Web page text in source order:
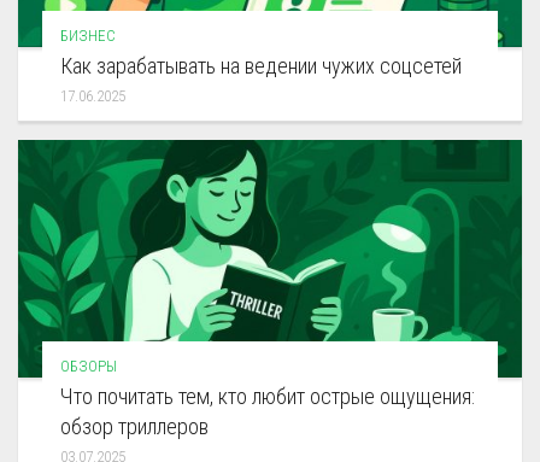
БИЗНЕС
Как зарабатывать на ведении чужих соцсетей
17.06.2025
ОБЗОРЫ
Что почитать тем, кто любит острые ощущения:
обзор триллеров
03.07.2025